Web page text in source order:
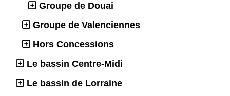
Groupe de Douai
Groupe de Valenciennes
Hors Concessions
Le bassin Centre-Midi
Le bassin de Lorraine